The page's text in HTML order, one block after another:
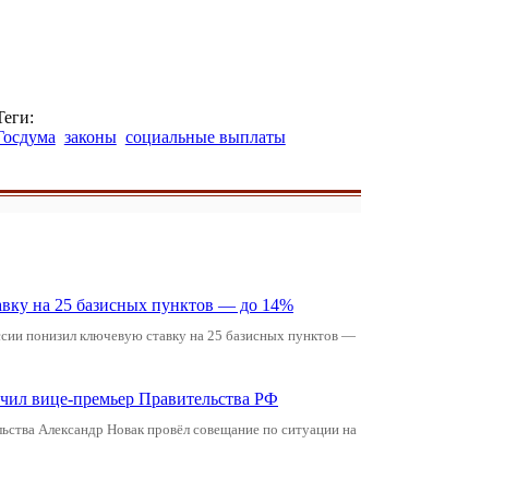
законы социальные выплаты
на 25 базисных пунктов — до 14%
понизил ключевую ставку на 25 базисных пунктов —
вице-премьер Правительства РФ
Александр Новак провёл совещание по ситуации на